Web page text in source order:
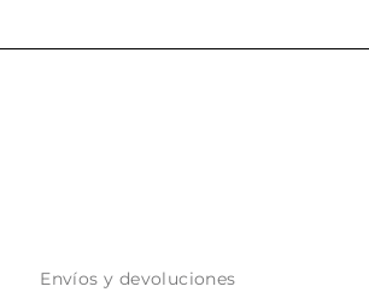
Envíos y devoluciones